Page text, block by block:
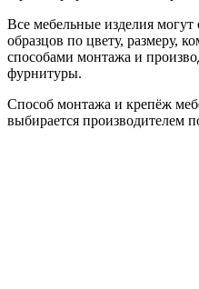
Все мебельные изделия могут
образцов по цвету, размеру,
способами монтажа и
фурнитуры.
Способ монтажа и крепёж
выбирается производителем